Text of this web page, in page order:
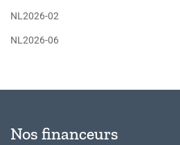
NL2026-02
NL2026-06
Nos financeurs